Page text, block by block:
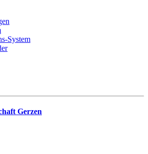
System
Gerzen